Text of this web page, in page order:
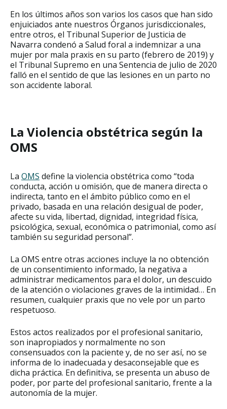
En los últimos años son varios los casos que han sido
enjuiciados ante nuestros Órganos jurisdiccionales,
entre otros, el Tribunal Superior de Justicia de
Navarra condenó a Salud foral a indemnizar a una
mujer por mala praxis en su parto (febrero de 2019) y
el Tribunal Supremo en una Sentencia de julio de 2020
falló en el sentido de que las lesiones en un parto no
son accidente laboral.
La Violencia obstétrica según la
OMS
La OMS define la violencia obstétrica como “toda
conducta, acción u omisión, que de manera directa o
indirecta, tanto en el ámbito público como en el
privado, basada en una relación desigual de poder,
afecte su vida, libertad, dignidad, integridad física,
psicológica, sexual, económica o patrimonial, como así
también su seguridad personal”.
La OMS entre otras acciones incluye la no obtención
de un consentimiento informado, la negativa a
administrar medicamentos para el dolor, un descuido
de la atención o violaciones graves de la intimidad… En
resumen, cualquier praxis que no vele por un parto
respetuoso.
Estos actos realizados por el profesional sanitario,
son inapropiados y normalmente no son
consensuados con la paciente y, de no ser así, no se
informa de lo inadecuada y desaconsejable que es
dicha práctica. En definitiva, se presenta un abuso de
poder, por parte del profesional sanitario, frente a la
autonomía de la mujer.